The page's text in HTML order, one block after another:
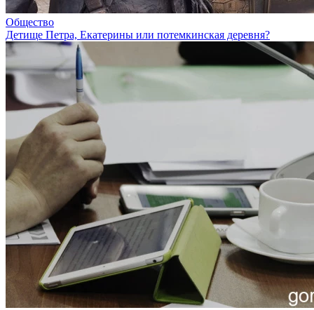
Общество
Детище Петра, Екатерины или потемкинская деревня?